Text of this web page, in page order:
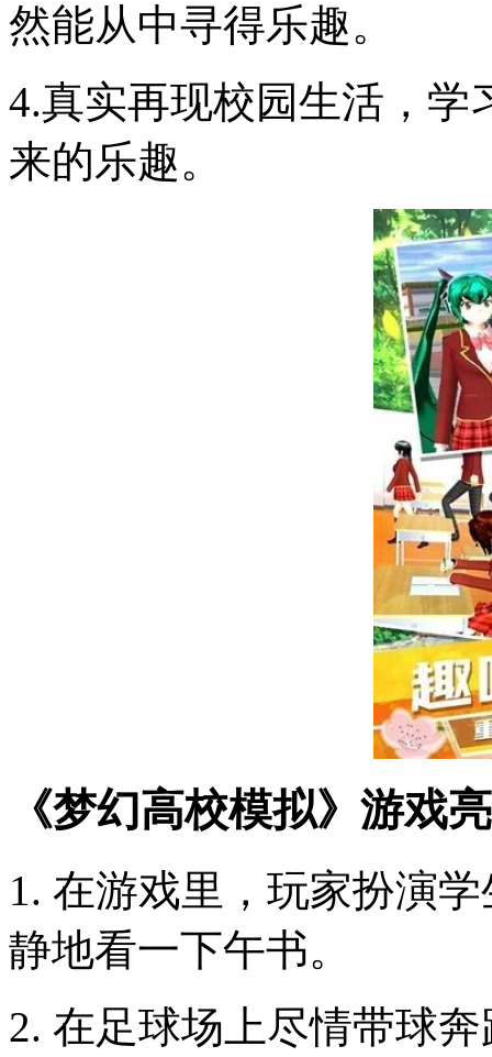
然能从中寻得乐趣。
4.真实再现校园生活，学
来的乐趣。
《梦幻高校模拟》游戏
1. 在游戏里，玩家扮演
静地看一下午书。
2. 在足球场上尽情带球